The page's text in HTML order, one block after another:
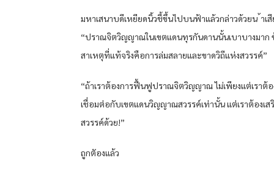
มหาเสนาบดีเหยียดนิ้วชี้ขึ้นไปบนฟ้าแล้วกล่าวด้วยน ้าเสี
“ปราณจิตวิญญาณในเขตแดนทุรกันดานนั้นเบาบางมาก
สาเหตุที่แท้จริงคือการล่มสลายและขาดวิถีแห่งสวรรค์”
“ถ้าเราต้องการฟื้นฟูปราณจิตวิญญาณ ไม่เพียงแต่เราต้อ
เชื่อมต่อกับเขตแดนวิญญาณสวรรค์เท่านั้น แต่เราต้องเส
สวรรค์ด้วย!”
ถูกตัองแล้ว